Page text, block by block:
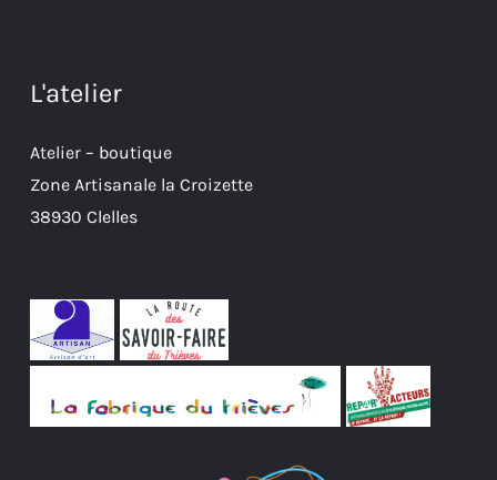
L'atelier
Atelier – boutique
Zone Artisanale la Croizette
38930 Clelles